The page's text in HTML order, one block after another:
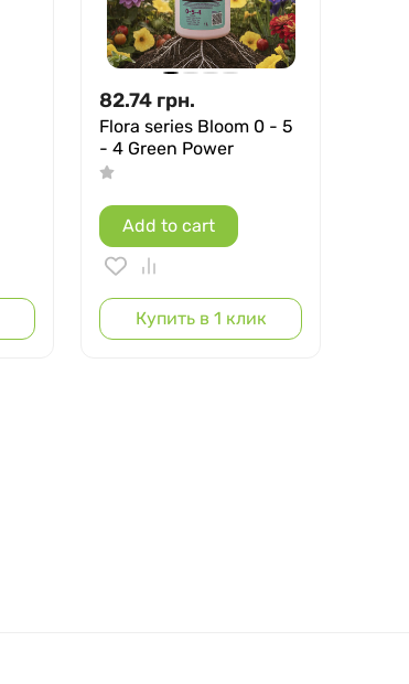
82.74 грн.
Flora series Bloom 0 - 5
- 4 Green Power
Add to cart
Купить в 1 клик